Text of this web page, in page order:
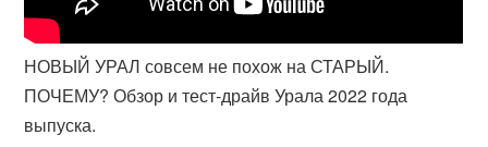
НОВЫЙ УРАЛ совсем не похож на СТАРЫЙ.
ПОЧЕМУ? Обзор и тест-драйв Урала 2022 года
выпуска.